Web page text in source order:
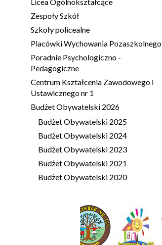
Zespoły Szkół
Szkoły policealne
Placówki Wychowania Pozaszkolnego
Poradnie Psychologiczno -
Pedagogiczne
Centrum Kształcenia Zawodowego i
Ustawicznego nr 1
Budżet Obywatelski 2026
Budżet Obywatelski 2025
Budżet Obywatelski 2024
Budżet Obywatelski 2023
Budżet Obywatelski 2021
Budżet Obywatelski 2020